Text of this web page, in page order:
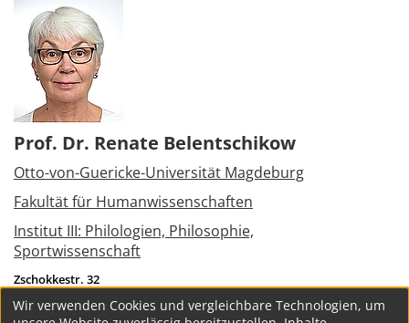
Prof. Dr. Renate Belentschikow
Otto-von-Guericke-Universität Magdeburg
Fakultät für Humanwissenschaften
Institut III: Philologien, Philosophie,
Sportwissenschaft
Zschokkestr. 32
39104
Magdeburg
Tel.:
+49 162 9651342
Wir verwenden Cookies und vergleichbare Technologien, um